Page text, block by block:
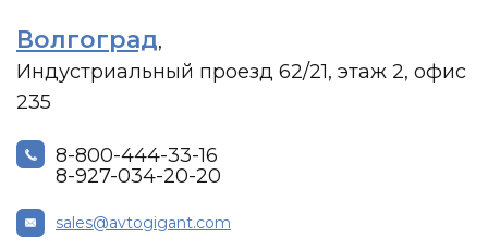
Волгоград,
Индустриальный проезд 62/21, этаж 2, офис
235
8-800-444-33-16
8-927-034-20-20
sales@avtogigant.com